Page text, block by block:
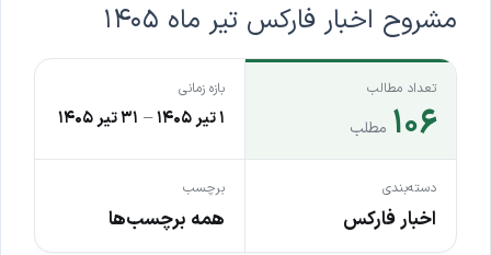
مشروح اخبار فارکس تیر ماه ۱۴۰۵
تعداد مطالب
۱۰۶ مطلب
بازه زمانی
۱ تیر ۱۴۰۵ – ۳۱ تیر ۱۴۰۵
دسته‌بندی
اخبار فارکس
برچسب
همه برچسب‌ها